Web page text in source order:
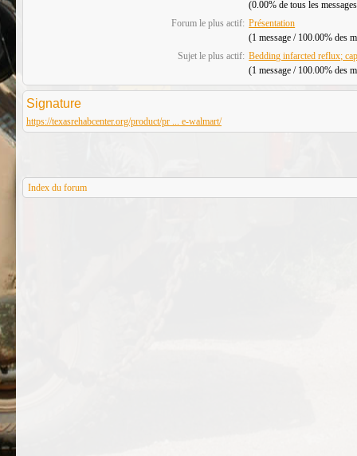
(0.00% de tous les
Forum le plus actif: Présentation
(1 message / 100.00% des
Sujet le plus actif: Bedding infarcted reflux;
(1 message / 100.00% des
Signature
https://texasrehabcenter.org/product/pr ... e-walmart/
Index du forum